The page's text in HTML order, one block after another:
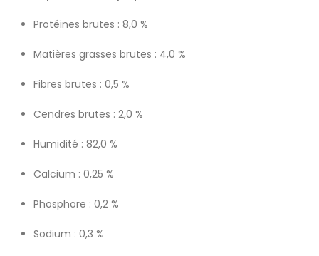
Protéines brutes : 8,0 %
Matières grasses brutes : 4,0 %
Fibres brutes : 0,5 %
Cendres brutes : 2,0 %
Humidité : 82,0 %
Calcium : 0,25 %
Phosphore : 0,2 %
Sodium : 0,3 %